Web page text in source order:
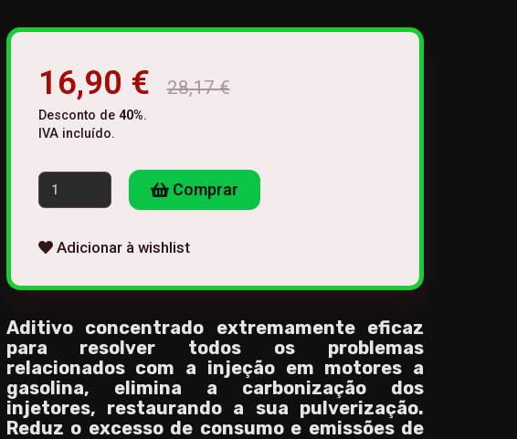
16,90 € 28,17 €
Desconto de 40%.
IVA incluído.
Comprar
Adicionar à wishlist
Aditivo concentrado extremamente eficaz
para resolver todos os problemas
relacionados com a injeção em motores a
gasolina, elimina a carbonização dos
injetores, restaurando a sua pulverização.
Reduz o excesso de consumo e emissões de